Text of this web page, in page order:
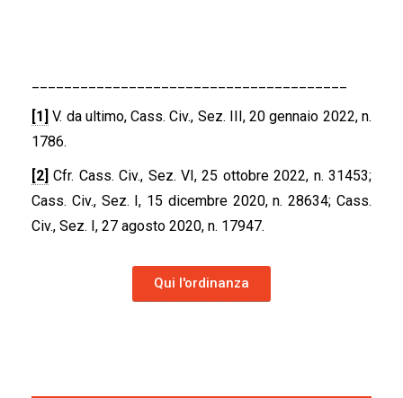
[1] V. da ultimo, Cass. Civ., Sez. III, 20 gennaio 2022, n.
1786.
[2] Cfr. Cass. Civ., Sez. VI, 25 ottobre 2022, n. 31453;
Cass. Civ., Sez. I, 15 dicembre 2020, n. 28634; Cass.
Civ., Sez. I, 27 agosto 2020, n. 17947.
Qui l'ordinanza